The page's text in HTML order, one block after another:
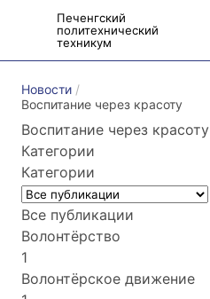
Печенгский
политехнический
техникум
Новости
Воспитание через красоту
Воспитание через красоту
Категории
Категории
Все публикации
Волонтёрство
1
Волонтёрское движение